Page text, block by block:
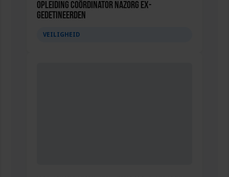
Opleiding Coördinator nazorg ex-
gedetineerden
VEILIGHEID